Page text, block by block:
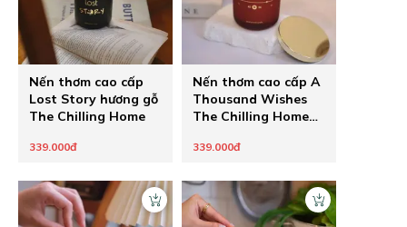
Nến thơm cao cấp
Lost Story hương gỗ
The Chilling Home
339.000đ
Nến thơm cao cấp A
Thousand Wishes
The Chilling Home
339.000đ